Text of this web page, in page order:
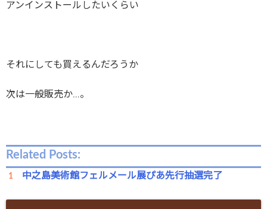
アンインストールしたいくらい
それにしても買えるんだろうか
次は一般販売か…。
Related Posts:
中之島美術館フェルメール展ぴあ先行抽選完了